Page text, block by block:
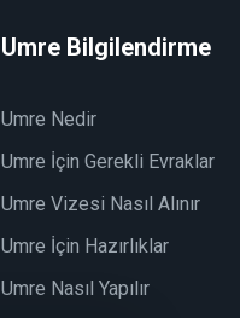
Umre Bilgilendirme
Umre Nedir
Umre İçin Gerekli Evraklar
Umre Vizesi Nasıl Alınır
Umre İçin Hazırlıklar
Umre Nasıl Yapılır